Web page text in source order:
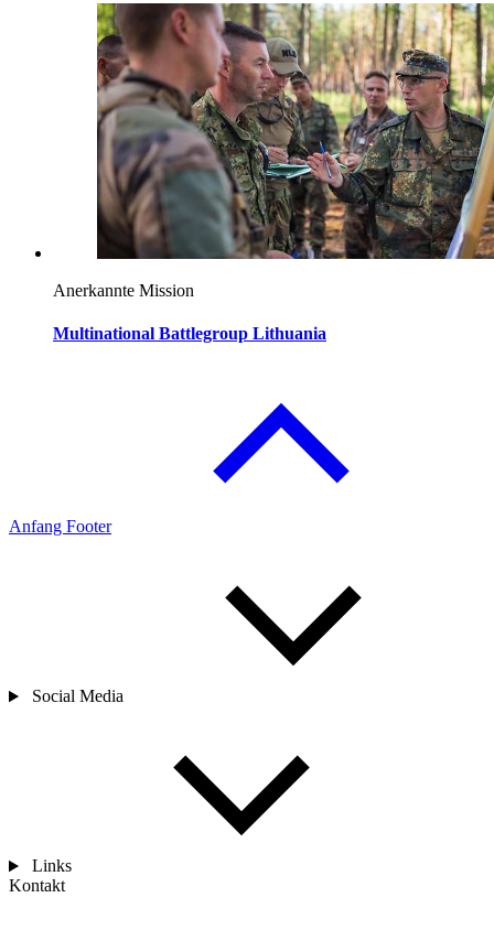
Anerkannte Mission
Multinational Battlegroup Lithuania
Anfang Footer
Social Media
Links
Kontakt